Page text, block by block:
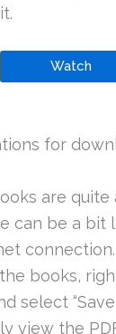
Watch
for
are quite
can be a bit
connection.
books,
select
view the